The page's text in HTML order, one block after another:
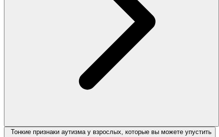
Тонкие признаки аутизма у взрослых, которые вы можете упустить